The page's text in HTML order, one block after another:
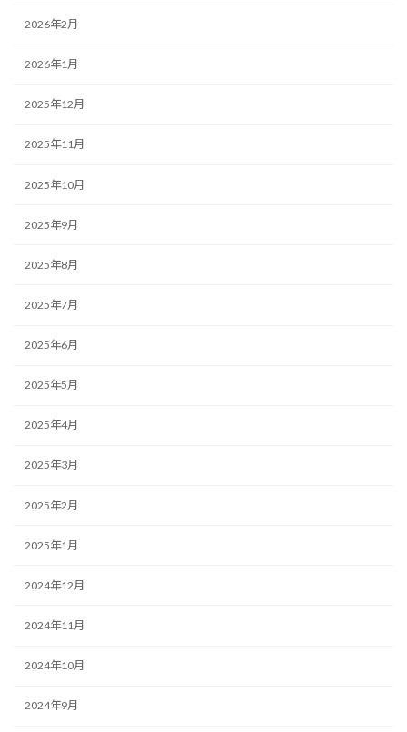
2026年2月
2026年1月
2025年12月
2025年11月
2025年10月
2025年9月
2025年8月
2025年7月
2025年6月
2025年5月
2025年4月
2025年3月
2025年2月
2025年1月
2024年12月
2024年11月
2024年10月
2024年9月